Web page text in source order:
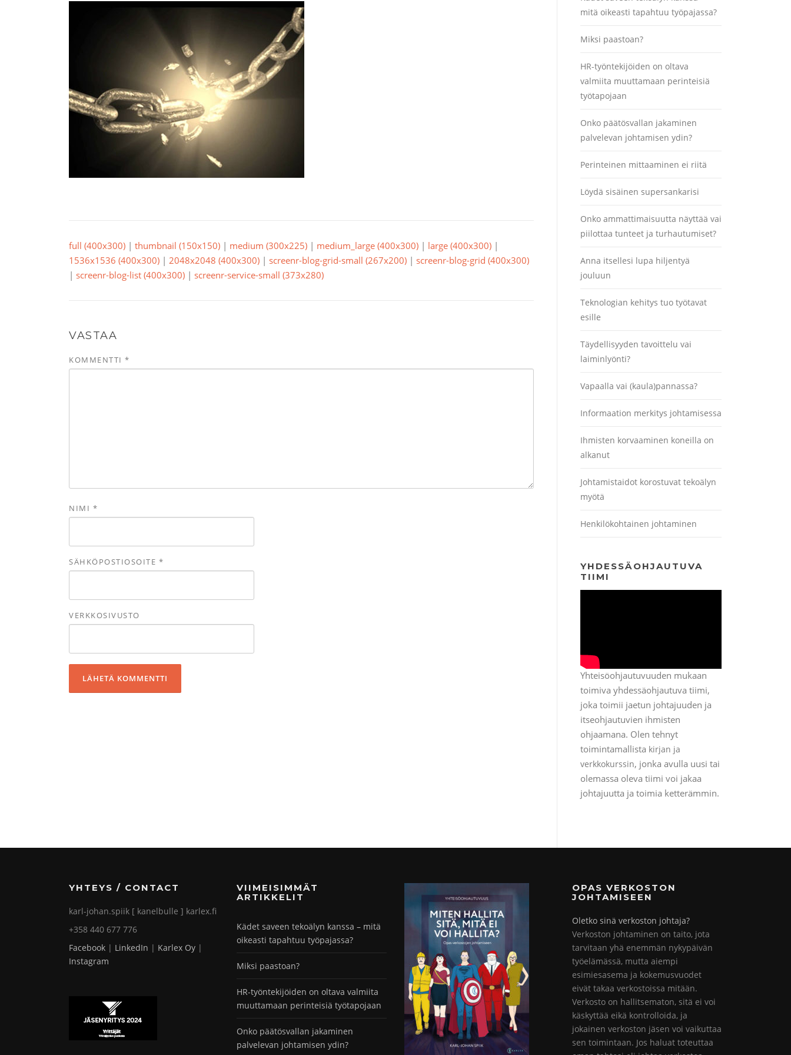
full (400x300) | thumbnail (150x150) | medium (300x225) | medium_large (400x300) | large (400x300) |
1536x1536 (400x300) | 2048x2048 (400x300) | screenr-blog-grid-small (267x200) | screenr-blog-grid (400x300)
| screenr-blog-list (400x300) | screenr-service-small (373x280)
VASTAA
KOMMENTTI *
NIMI *
SÄHKÖPOSTIOSOITE *
VERKKOSIVUSTO
mitä oikeasti tapahtuu työpajassa?
Miksi paastoan?
HR-työntekijöiden on oltava
valmiita muuttamaan perinteisiä
työtapojaan
Onko päätösvallan jakaminen
palvelevan johtamisen ydin?
Perinteinen mittaaminen ei riitä
Löydä sisäinen supersankarisi
Onko ammattimaisuutta näyttää vai
piilottaa tunteet ja turhautumiset?
Anna itsellesi lupa hiljentyä
jouluun
Teknologian kehitys tuo työtavat
esille
Täydellisyyden tavoittelu vai
laiminlyönti?
Vapaalla vai (kaula)pannassa?
Informaation merkitys johtamisessa
Ihmisten korvaaminen koneilla on
alkanut
Johtamistaidot korostuvat tekoälyn
myötä
Henkilökohtainen johtaminen
YHDESSÄOHJAUTUVA
TIIMI
Yhteisöohjautuvuuden mukaan
toimiva yhdessäohjautuva tiimi,
joka toimii jaetun johtajuuden ja
itseohjautuvien ihmisten
ohjaamana. Olen tehnyt
toimintamallista kirjan ja
verkkokurssin, jonka avulla uusi tai
olemassa oleva tiimi voi jakaa
johtajuutta ja toimia ketterämmin.
YHTEYS / CONTACT
karl-johan.spiik [ kanelbulle ] karlex.fi
+358 440 677 776
Facebook | LinkedIn | Karlex Oy |
Instagram
VIIMEISIMMÄT
ARTIKKELIT
Kädet saveen tekoälyn kanssa – mitä
oikeasti tapahtuu työpajassa?
Miksi paastoan?
HR-työntekijöiden on oltava valmiita
muuttamaan perinteisiä työtapojaan
Onko päätösvallan jakaminen
palvelevan johtamisen ydin?
OPAS VERKOSTON
JOHTAMISEEN
Oletko sinä verkoston johtaja?
Verkoston johtaminen on taito, jota
tarvitaan yhä enemmän nykypäivän
työelämässä, mutta aiempi
esimiesasema ja kokemusvuodet
eivät takaa verkostoissa mitään.
Verkosto on hallitsematon, sitä ei voi
käskyttää eikä kontrolloida, ja
jokainen verkoston jäsen voi vaikuttaa
sen toimintaan. Jos haluat toteuttaa